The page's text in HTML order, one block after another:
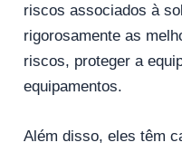
riscos associados à
rigorosamente as
riscos, proteger a
equipamentos.
Além disso, eles têm